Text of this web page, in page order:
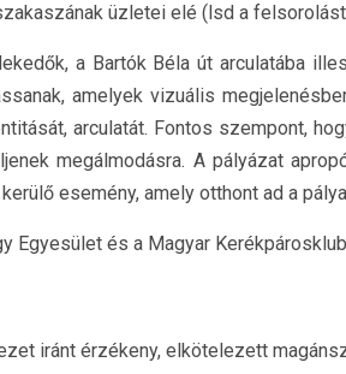
üzletei elé (lsd a
a Bartók Béla út arculatába
amelyek vizuális
arculatát. Fontos szempont,
megálmodásra. A pályázat
esemény, amely otthont ad a
Egyesület és a Magyar Kerékpárosklub
iránt érzékeny, elkötelezett